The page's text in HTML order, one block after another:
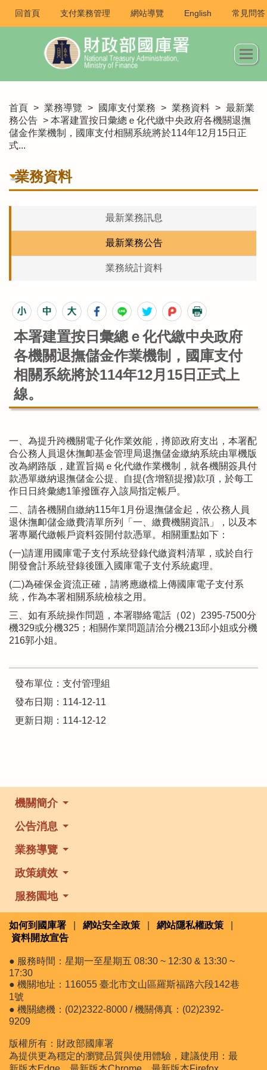
回首頁 支付業務管理 網站導覽 English 常見問答
首頁 > 業務導覽 > 國庫支付業務 > 業務資料 > 最新業
務公告 > 本署建置按日彙總ｅ化代繳中央政府各機關退撫
儲金作業機制，國庫支付相關系統將於114年12月15日正
式...
業務資料
最新業務訊息
最新業務公告
業務統計資料
本署建置按日彙總ｅ化代繳中央政府
各機關退撫儲金作業機制，國庫支付
相關系統將於114年12月15日正式上
線。
一、為提升跨機關電子化作業效能，撙節政府支出，本署配
合公務人員退休撫卹基金管理局退撫儲金繳納系統由單機版
改為網路版，建置旨揭ｅ化代繳作業機制，就各機關簽具付
款憑單繳納退撫儲金公提、自提(含增額提撥)款項，於每工
作日日終彙總1筆撥匯存入該局指定帳戶。
二、請各機關自繳納115年1月份退撫儲金起，依公務人員
退休撫卹儲金繳費清單所列「一、繳費機關資訊」，以及本
署專屬代繳帳戶資料簽開付款憑單。相關重點如下：
(一)請運用國庫電子支付系統登錄代繳資料清單，或於自行
開發會計系統登錄後匯入國庫電子支付系統處理。
(二)為確保金資流正確，請將應繳檔上傳國庫電子支付系
統，作為本署相關系統檢核之用。
三、如有系統操作問題，本署聯絡電話（02）2395-7500分
機329或分機325；相關作業問題請洽分機213邱小姐或分機
216郭小姐。
發布單位：支付管理組
發布日期：114-12-11
更新日期：114-12-12
機關簡介
公告消息
業務導覽
政策績效
服務園地
如何到國庫署 網站安全政策 網站隱私權政策
資料開放宣告
● 服務時間：星期一至星期五 08:30 ~ 12:30 & 13:30 ~
17:30
● 機關地址：116055 臺北市文山區羅斯福路六段142巷
1號
● 機關總機：(02)2322-8000 / 機關傳真：(02)2392-
9209
版權所有：財政部國庫署
為提供更為穩定的瀏覽品質與使用體驗，建議使用：最